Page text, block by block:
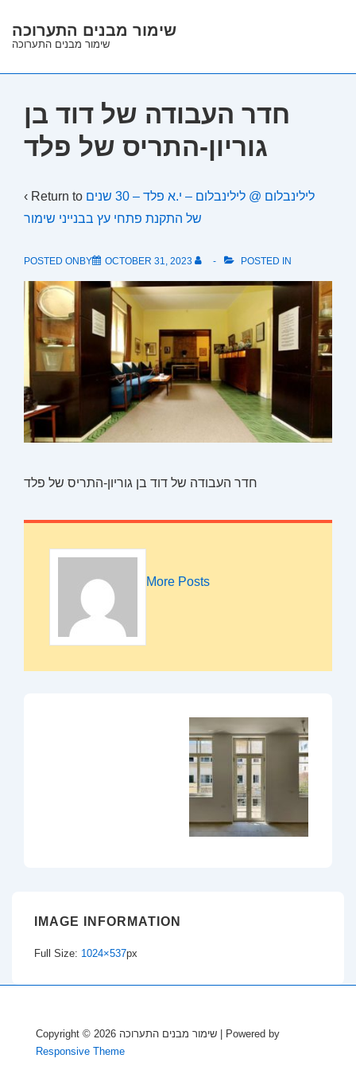
Skip
Main
שימור מבנים התערוכה
שימור מבנים התערוכה
חדר העבודה של דוד בן
גוריון-התריס של פלד
‹ Return to לילינבלום @ לילינבלום – י.א פלד – 30 שנים
של התקנת פתחי עץ בבנייני שימור
POSTED ONBY OCTOBER 31, 2023 POSTED IN
חדר העבודה של דוד בן גוריון-התריס של פלד
More Posts
IMAGE INFORMATION
Full Size: 1024×537px
Copyright © 2026
| Powered by
Responsive Theme